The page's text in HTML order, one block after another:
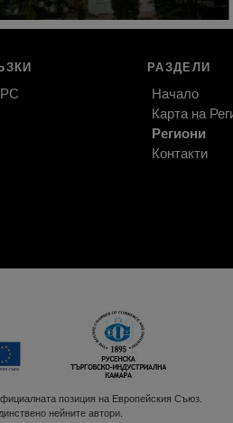
РАЗДЕЛИ
Начало
Карта на
Региони
Контакти
позиция на Европейския Съюз.
нейните автори.